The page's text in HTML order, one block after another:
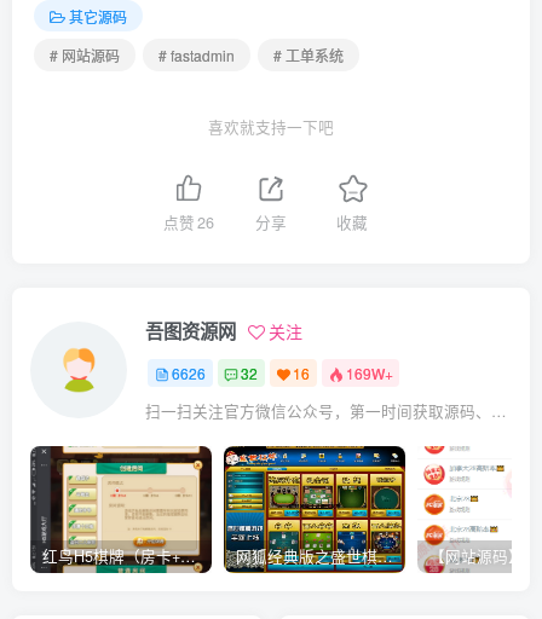
其它源码
# 网站源码
# fastadmin # 工单系统
喜欢就支持一下吧
点赞26 分享 收藏
吾图资源网 关注
6626 32 16 169W+
扫一扫关注官方微信公众号，第一时间获取源码、网赚项目资源教程，自媒体等知识干货，让互联网创业赚钱更简单。
红鸟H5棋牌（房卡+金币）全套双模式游戏源码 网狐经典版之盛世棋牌完整游戏源码（包含文档、架设教程、网站、源代码等）